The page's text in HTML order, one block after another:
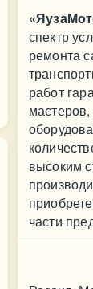
спектр
ремонта
работ
высоким
части